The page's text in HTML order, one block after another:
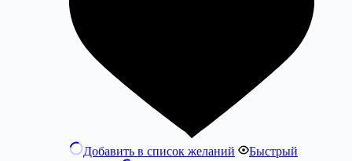
Добавить в список желаний
Быстрый